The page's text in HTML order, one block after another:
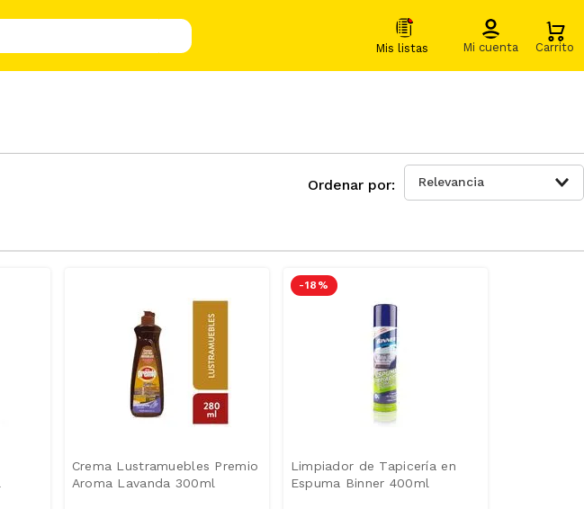
Relevancia
Crema Lustramuebles Premio
Aroma Lavanda 300ml
-18 %
Limpiador de Tapicería en
Espuma Binner 400ml